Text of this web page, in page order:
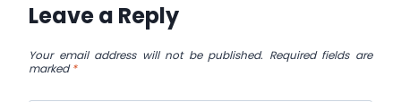
Leave a Reply
Your email address will not be published. Required fields are
marked*